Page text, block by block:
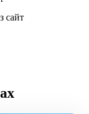
сайт